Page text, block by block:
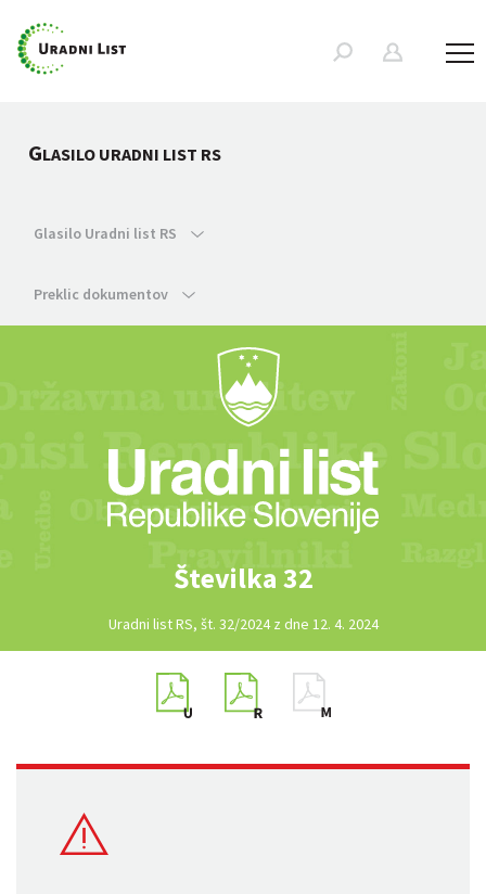
GLASILO URADNI LIST RS
Glasilo Uradni list RS
Preklic dokumentov
Številka 32
Uradni list RS, št. 32/2024 z dne 12. 4. 2024